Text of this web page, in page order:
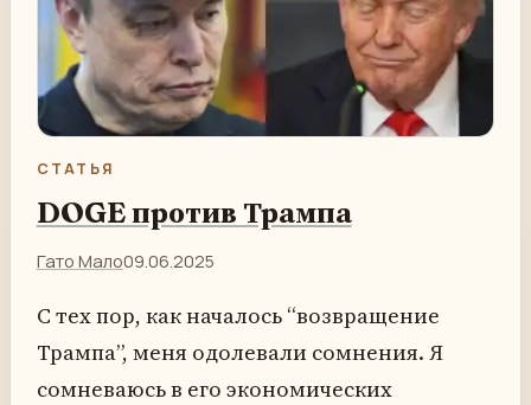
СТАТЬЯ
DOGE против Трампа
Гато Мало09.06.2025
С тех пор, как началось “возвращение
Трампа”, меня одолевали сомнения. Я
сомневаюсь в его экономических